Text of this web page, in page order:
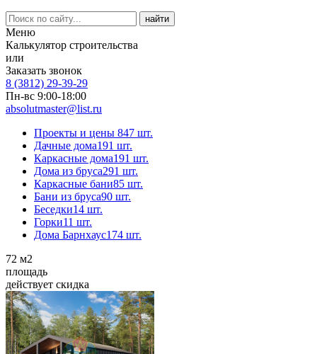
Меню
Калькулятор строительства
или
Заказать звонок
8 (3812) 29-39-29
Пн-вс 9:00-18:00
absolutmaster@list.ru
Проекты и цены 847 шт.
Дачные дома191 шт.
Каркасные дома191 шт.
Дома из бруса291 шт.
Каркасные бани85 шт.
Бани из бруса90 шт.
Беседки14 шт.
Горки11 шт.
Дома Барнхаус174 шт.
72 м2
площадь
действует скидка